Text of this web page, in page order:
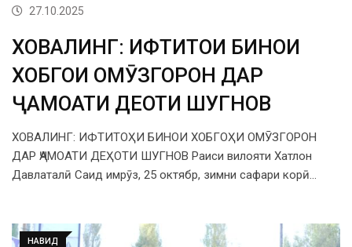
27.10.2025
ХОВАЛИНГ: ИФТИТОҲИ БИНОИ
ХОБГОҲИ ОМӮЗГОРОН ДАР
ҶАМОАТИ ДЕҲОТИ ШУГНОВ
ХОВАЛИНГ: ИФТИТОҲИ БИНОИ ХОБГОҲИ ОМӮЗГОРОН
ДАР ҶАМОАТИ ДЕҲОТИ ШУГНОВ Раиси вилояти Хатлон
Давлаталӣ Саид имрӯз, 25 октябр, зимни сафари корӣ…
НАВИД